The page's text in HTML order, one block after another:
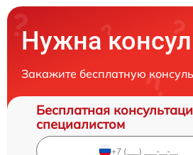
Нужна
Закажите бесплатную
Бесплатная
специалистом